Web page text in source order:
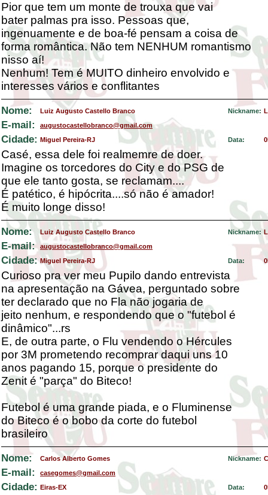
Pior que tem um monte de trouxa que vai
bater palmas pra isso. Pessoas que,
ingenuamente e de boa-fé pensam a coisa de
forma romântica. Não tem NENHUM romantismo
nisso aí!
Nenhum! Tem é MUITO dinheiro envolvido e
interesses vários e conflitantes
Nome: Luiz Augusto Castello Branco Nickname:
E-mail: augustocastellobranco@gmail.com
Cidade: Miguel Pereira-RJ Data:
Casé, essa dele foi realmemre de doer.
Imagine os torcedores do City e do PSG de
que ele tanto gosta, se reclamam....
É patético, é hipócrita....só não é amador!
É muito longe disso!
Nome: Luiz Augusto Castello Branco Nickname:
E-mail: augustocastellobranco@gmail.com
Cidade: Miguel Pereira-RJ Data:
Curioso pra ver meu Pupilo dando entrevista
na apresentação na Gávea, perguntado sobre
ter declarado que no Fla não jogaria de
jeito nenhum, e respondendo que o "futebol é
dinâmico"...rs
E, de outra parte, o Flu vendendo o Hércules
por 3M prometendo recomprar daqui uns 10
anos pagando 15, porque o presidente do
Zenit é "parça" do Biteco!
Futebol é uma grande piada, e o Fluminense
do Biteco é o bobo da corte do futebol
brasileiro
Nome: Carlos Alberto Gomes Nickname:
E-mail: casegomes@gmail.com
Cidade: Eiras-EX Data: